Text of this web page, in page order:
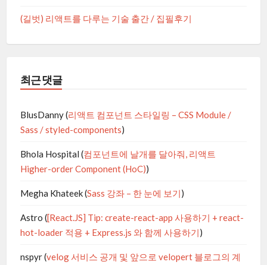
(길벗) 리액트를 다루는 기술 출간 / 집필후기
최근 댓글
BlusDanny(리액트 컴포넌트 스타일링 – CSS Module /
Sass / styled-components)
Bhola Hospital (컴포넌트에 날개를 달아줘, 리액트
Higher-order Component (HoC))
Megha Khateek(Sass 강좌 – 한 눈에 보기)
Astro ([React.JS] Tip: create-react-app 사용하기 + react-
hot-loader 적용 + Express.js 와 함께 사용하기)
nspyr(velog 서비스 공개 및 앞으로 velopert 블로그의 계